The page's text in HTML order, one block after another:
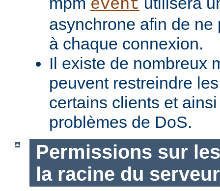
event
asynchrone afin de
à chaque connexion.
Il existe de nombreux
peuvent restreindre
certains clients et
problèmes de DoS.
Permissions sur
la racine du serveur